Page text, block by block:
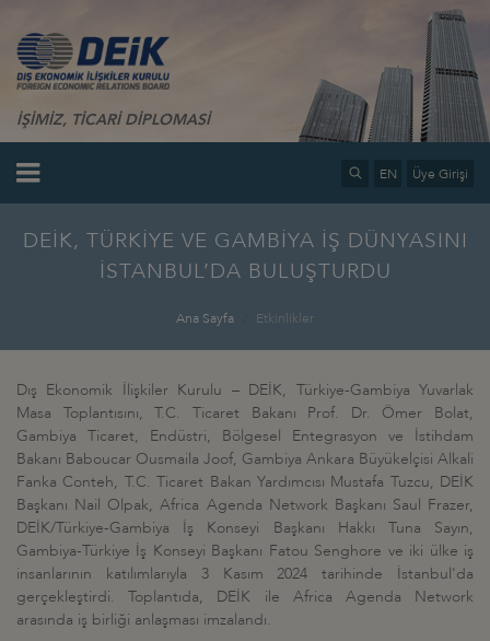
İŞİMİZ, TİCARİ DİPLOMASİ
EN Üye Girişi
DEİK, TÜRKİYE VE GAMBİYA İŞ DÜNYASINI
İSTANBUL’DA BULUŞTURDU
Ana Sayfa Etkinlikler
Dış Ekonomik İlişkiler Kurulu – DEİK, Türkiye-Gambiya Yuvarlak
Masa Toplantısını, T.C. Ticaret Bakanı Prof. Dr. Ömer Bolat,
Gambiya Ticaret, Endüstri, Bölgesel Entegrasyon ve İstihdam
Bakanı Baboucar Ousmaila Joof, Gambiya Ankara Büyükelçisi Alkali
Fanka Conteh, T.C. Ticaret Bakan Yardımcısı Mustafa Tuzcu, DEİK
Başkanı Nail Olpak, Africa Agenda Network Başkanı Saul Frazer,
DEİK/Türkiye-Gambiya İş Konseyi Başkanı Hakkı Tuna Sayın,
Gambiya-Türkiye İş Konseyi Başkanı Fatou Senghore ve iki ülke iş
insanlarının katılımlarıyla 3 Kasım 2024 tarihinde İstanbul'da
gerçekleştirdi. Toplantıda, DEİK ile Africa Agenda Network
arasında iş birliği anlaşması imzalandı.